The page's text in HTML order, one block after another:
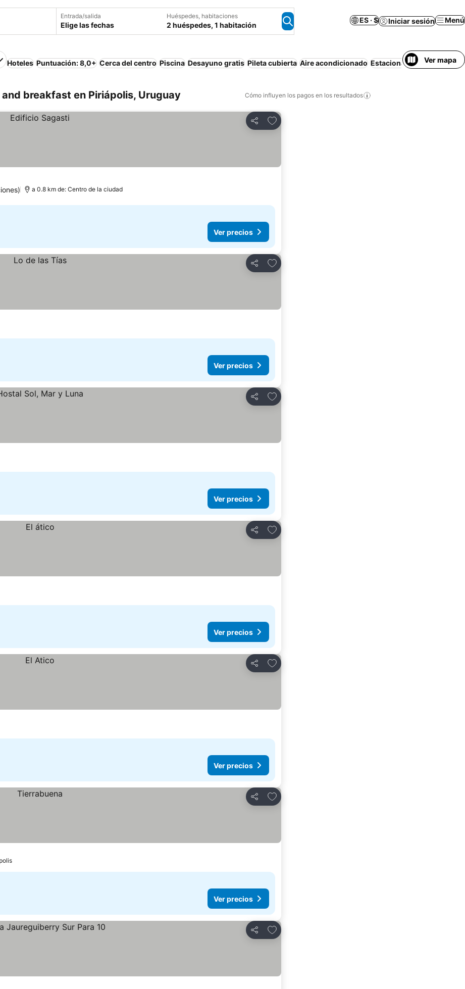
Entrada/salida
Elige las fechas
Huéspedes, habitaciones
2 huéspedes, 1 habitación
ES · $ Iniciar sesión Menú
Hoteles Puntuación: 8,0+ Cerca del centro Piscina Desayuno gratis Pileta cubierta Aire acondicionado Estacionamiento Bañera
Ver mapa
breakfast en Piriápolis, Uruguay Cómo influyen los pagos en los resultados
Compartir
Añadir a favoritos
a 0.8 km de: Centro de la ciudad
Ver precios
Compartir
Añadir a favoritos
Ver precios
Compartir
Añadir a favoritos
Ver precios
Compartir
Añadir a favoritos
Ver precios
Compartir
Añadir a favoritos
Ver precios
Compartir
Añadir a favoritos
Ver precios
Compartir
Añadir a favoritos